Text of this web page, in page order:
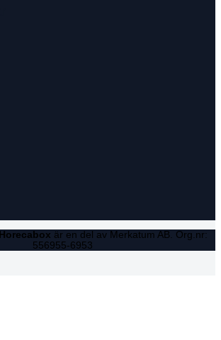
Horecabox är en del av Merkatum AB. Org.nr:
556955-6953